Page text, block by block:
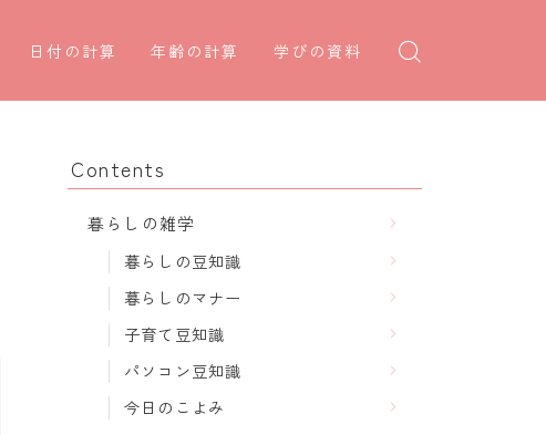
日付の計算
○日後の日付・記念日計算
四十九日法要計算
年齢の計算
年齢・干支計算
長寿祝い計算
学びの資料
学年早見表
Contents
暮らしの雑学
暮らしの豆知識
暮らしのマナー
子育て豆知識
パソコン豆知識
今日のこよみ